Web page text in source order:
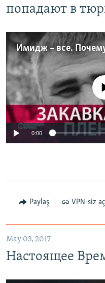
попадают в
No media
0:00
Paylaş VPN-siz
May 03, 2017
Настоящее